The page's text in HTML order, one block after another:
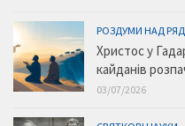
РОЗДУМИ НАД
Христос у
кайданів
03/07/2026